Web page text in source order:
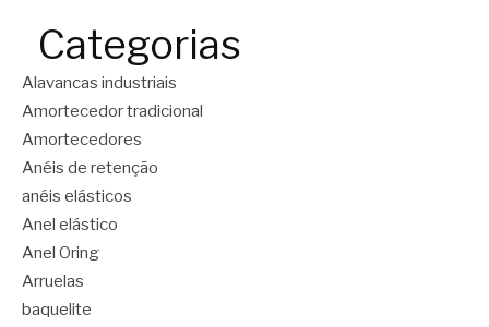
Categorias
Alavancas industriais
Amortecedor tradicional
Amortecedores
Anéis de retenção
anéis elásticos
Anel elástico
Anel Oring
Arruelas
baquelite